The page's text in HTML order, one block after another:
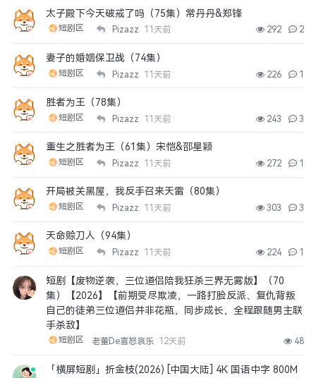
太子殿下今天破戒了吗（75集）常丹丹&郑锋
短剧区 Pizazz 11天前 292 2
妻子的婚姻保卫战（74集）
短剧区 Pizazz 11天前 226 1
胜者为王（78集）
短剧区 Pizazz 11天前 243 3
重生之胜者为王（61集）宋恺&邵星颖
短剧区 Pizazz 11天前 272 1
开局被关黑屋，我反手召来天雷（80集）
短剧区 Pizazz 11天前 303 3
天命赊刀人（94集）
短剧区 Pizazz 11天前 224 1
短剧【废物逆袭，三位道侣陪我狂杀三界无雾版】（70
集）【2026】【前期受尽欺凌，一路打脸反派、复仇背叛
自己的徒弟三位道侣并非花瓶，同步成长，全程跟随男主联
手杀敌】
短剧区 老董De喜怒哀乐 12天前 48
「横屏短剧」折金枝(2026) [中国大陆] 4K 国语中字 800M